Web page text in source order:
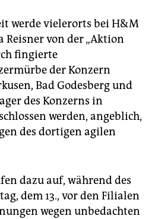
werde vielerorts bei H&M
Reisner von der „Aktion
fingierte
der Konzern
Bad Godesberg und
des Konzerns in
werden, angeblich,
des dortigen agilen
dazu auf, während des
dem 13., vor den Filialen
wegen unbedachten